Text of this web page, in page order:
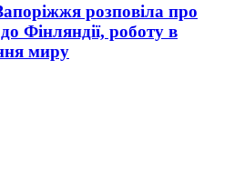
розповіла про
Фінляндії, роботу в
миру